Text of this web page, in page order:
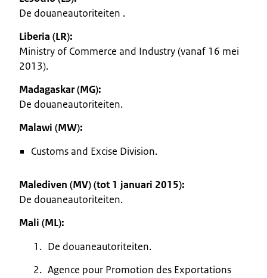
De douaneautoriteiten .
Liberia (LR):
Ministry of Commerce and Industry (vanaf 16 mei
2013).
Madagaskar (MG):
De douaneautoriteiten.
Malawi (MW):
Customs and Excise Division.
Malediven (MV) (tot 1 januari 2015):
De douaneautoriteiten.
Mali (ML):
De douaneautoriteiten.
Agence pour Promotion des Exportations